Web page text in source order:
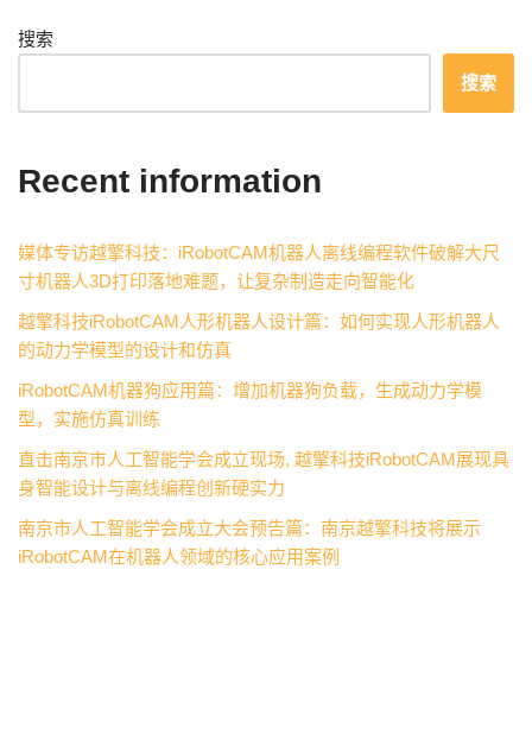
搜索
搜索
Recent information
媒体专访越擎科技：iRobotCAM机器人离线编程软件破解大尺
寸机器人3D打印落地难题，让复杂制造走向智能化
越擎科技iRobotCAM人形机器人设计篇：如何实现人形机器人
的动力学模型的设计和仿真
iRobotCAM机器狗应用篇：增加机器狗负载，生成动力学模
型，实施仿真训练
直击南京市人工智能学会成立现场, 越擎科技iRobotCAM展现具
身智能设计与离线编程创新硬实力
南京市人工智能学会成立大会预告篇：南京越擎科技将展示
iRobotCAM在机器人领域的核心应用案例